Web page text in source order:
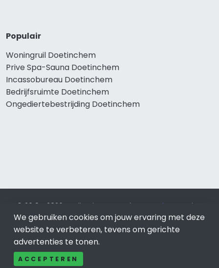
Populair
Woningruil Doetinchem
Prive Spa-Sauna Doetinchem
Incassobureau Doetinchem
Bedrijfsruimte Doetinchem
Ongediertebestrijding Doetinchem
© 2019 - 2026 Realisatie en SEO door SEO-bureau
Lion
Internet. Betaal alleen voor bewezen resultaten?SEO
optimalisatie No Cure No Pay.Doetinchemis onderdeel van
Lion Internet.
We gebruiken cookies om jouw ervaring met deze
website te verbeteren, tevens om gerichte
advertenties te tonen.
ACCEPTEREN